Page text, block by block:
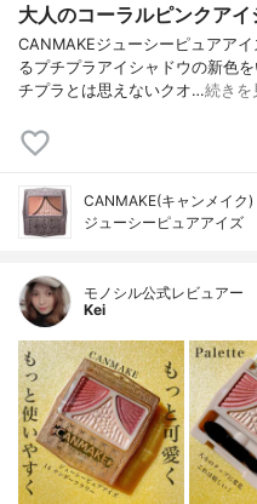
大人のコーラルピンクアイ
CANMAKEジューシーピュアア
るプチプラアイシャドウの新色
チプラとは思えないクオ…続きを
CANMAKE(キャンメイク)
ジューシーピュアアイズ
モノシル公式レビュアー
Kei